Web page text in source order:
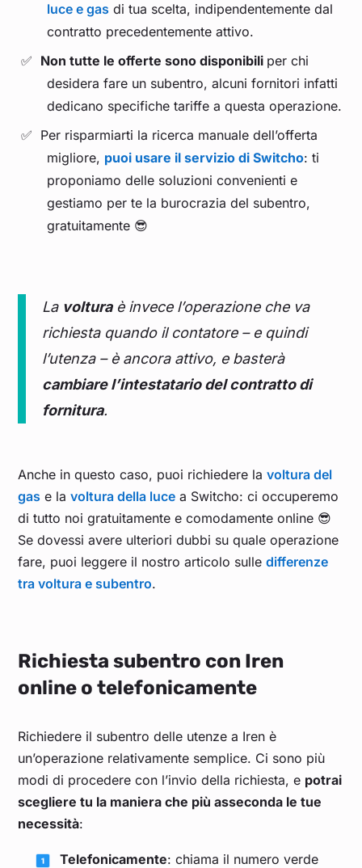
luce e gas di tua scelta, indipendentemente dal
contratto precedentemente attivo.
Non tutte le offerte sono disponibili per chi
desidera fare un subentro, alcuni fornitori infatti
dedicano specifiche tariffe a questa operazione.
Per risparmiarti la ricerca manuale dell’offerta
migliore, puoi usare il servizio di Switcho: ti
proponiamo delle soluzioni convenienti e
gestiamo per te la burocrazia del subentro,
gratuitamente 😎
La volturaè invece l’operazione che va
richiesta quando il contatore – e quindi
l’utenza – è ancora attivo, e basterà
cambiare l’intestatario del contratto di
fornitura.
Anche in questo caso, puoi richiedere lavoltura del
gas e lavoltura della luce a Switcho: ci occuperemo
di tutto noi gratuitamente e comodamente online 😎
Se dovessi avere ulteriori dubbi su quale operazione
fare, puoi leggere il nostro articolo sulledifferenze
tra voltura e subentro.
Richiesta subentro con Iren
online o telefonicamente
Richiedere il subentro delle utenze a Iren è
un’operazione relativamente semplice. Ci sono più
modi di procedere con l’invio della richiesta, e potrai
scegliere tu la maniera che più asseconda le tue
necessità:
Telefonicamente: chiama il numero verde